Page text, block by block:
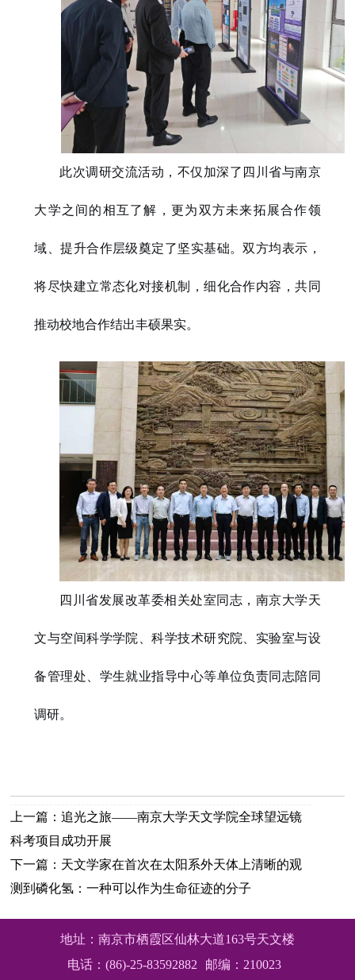
此次调研交流活动，不仅加深了四川省与南京
大学之间的相互了解，更为双方未来拓展合作领
域、提升合作层级奠定了坚实基础。双方均表示，
将尽快建立常态化对接机制，细化合作内容，共同
推动校地合作结出丰硕果实。
四川省发展改革委相关处室同志，南京大学天
文与空间科学学院、科学技术研究院、实验室与设
备管理处、学生就业指导中心等单位负责同志陪同
调研。
上一篇：追光之旅——南京大学天文学院全球望远镜
科考项目成功开展
下一篇： 天文学家在首次在太阳系外天体上清晰的观
测到磷化氢：一种可以作为生命征迹的分子
地址：南京市栖霞区仙林大道163号天文楼
电话：(86)-25-83592882
邮编：210023